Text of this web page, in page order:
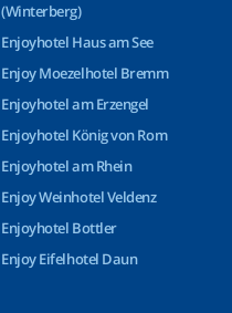
(Winterberg)
Enjoyhotel Haus am See
Enjoy Moezelhotel Bremm
Enjoyhotel am Erzengel
Enjoyhotel König von Rom
Enjoyhotel am Rhein
Enjoy Weinhotel Veldenz
Enjoyhotel Bottler
Enjoy Eifelhotel Daun